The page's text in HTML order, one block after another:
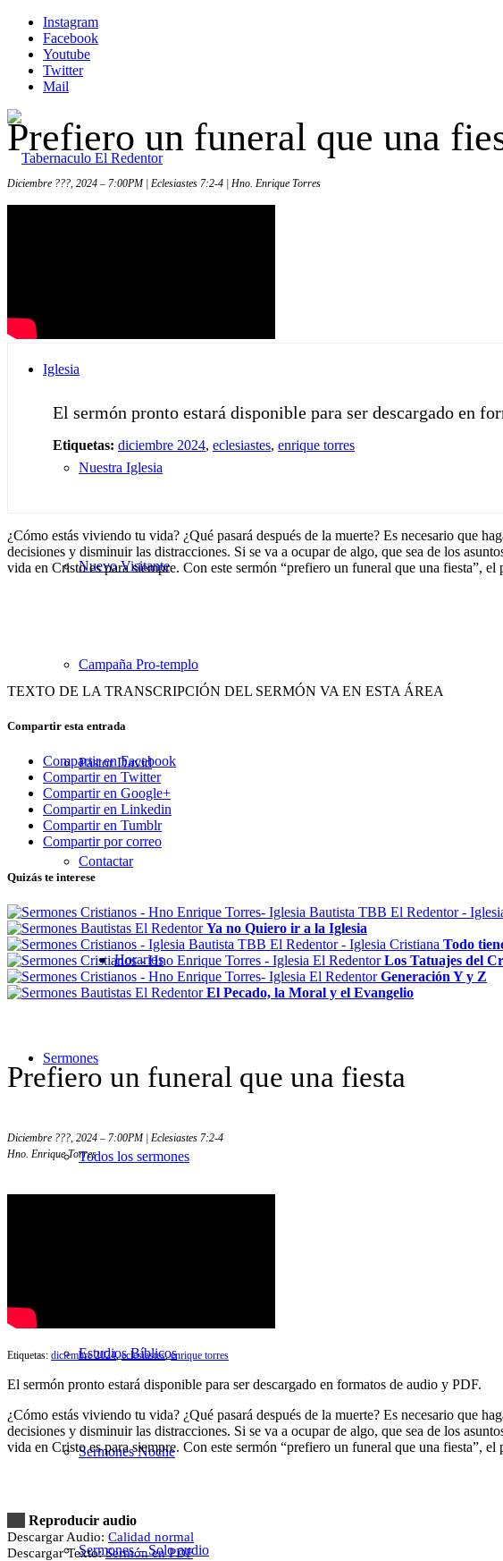
Instagram
Facebook
Youtube
Twitter
Mail
Iglesia
Nuestra Iglesia
Nuevo Visitante
Campaña Pro-templo
Pastor David
Contactar
Horarios
Sermones
Todos los sermones
Estudios Bíblicos
Sermones Noche
Sermones – Solo audio
Prefiero un funeral que una
Diciembre ???, 2024 – 7:00PM | Eclesiastes 7:2-4 | Hno. Enrique Torres
El sermón pronto estará disponible para ser descargado en
Etiquetas: diciembre 2024, eclesiastes, enrique torres
¿Cómo estás viviendo tu vida? ¿Qué pasará después de la muerte? Es necesario que
decisiones y disminuir las distracciones. Si se va a ocupar de algo, que sea de los
vida en Cristo es para siempre. Con este sermón “prefiero un funeral que una fiesta”,
TEXTO DE LA TRANSCRIPCIÓN DEL SERMÓN VA EN ESTA ÁREA
Compartir esta entrada
Compartir en Facebook
Compartir en Twitter
Compartir en Google+
Compartir en Linkedin
Compartir en Tumblr
Compartir por correo
Quizás te interese
Ya no Quiero ir a la Iglesia
Todo
Los Tatuajes del
Generación Y y Z
El Pecado, la Moral y el Evangelio
Prefiero un funeral que una fiesta
Diciembre ???, 2024 – 7:00PM | Eclesiastes 7:2-4
Hno. Enrique Torres
Etiquetas: diciembre 2024,eclesiastes,enrique torres
El sermón pronto estará disponible para ser descargado en formatos de audio y PDF.
¿Cómo estás viviendo tu vida? ¿Qué pasará después de la muerte? Es necesario que
decisiones y disminuir las distracciones. Si se va a ocupar de algo, que sea de los
vida en Cristo es para siempre. Con este sermón “prefiero un funeral que una fiesta”,
Reproducir audio
Descargar Audio: Calidad normal
Descargar Texto:Sermón en PDF